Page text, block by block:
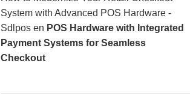
System with Advanced POS Hardware -
Sdlposen POS Hardware with Integrated
Payment Systems for Seamless
Checkout